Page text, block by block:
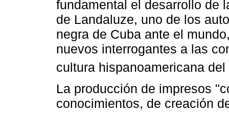
fundamental el desarrollo de
de Landaluze, uno de los
negra de Cuba ante el
nuevos interrogantes a las
cultura hispanoamericana
La producción de impresos
conocimientos, de creación